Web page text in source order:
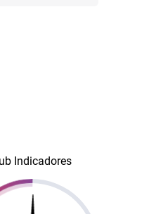
Indicadores